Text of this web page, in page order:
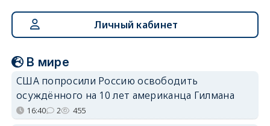
Личный кабинет
В мире
США попросили Россию освободить
осуждённого на 10 лет американца Гилмана
16:40 2 455